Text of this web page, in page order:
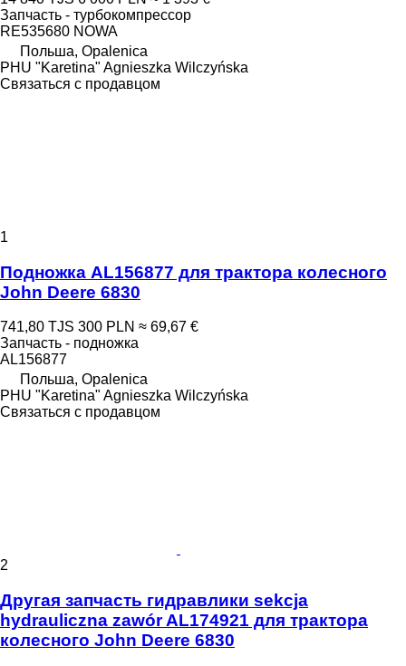
Запчасть - турбокомпрессор
RE535680 NOWA
Польша, Opalenica
PHU "Karetina" Agnieszka Wilczyńska
Связаться с продавцом
1
Подножка AL156877 для трактора колесного
John Deere 6830
741,80 TJS 300 PLN ≈ 69,67 €
Запчасть - подножка
AL156877
Польша, Opalenica
PHU "Karetina" Agnieszka Wilczyńska
Связаться с продавцом
2
Другая запчасть гидравлики sekcja
hydrauliczna zawór AL174921 для трактора
колесного John Deere 6830